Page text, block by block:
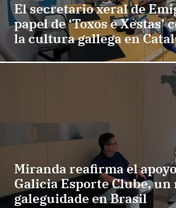
El secretario xeral de
papel de ‘Toxos e Xestas’
la cultura gallega en
Miranda reafirma el
Galicia Esporte Clube,
galeguidade en Brasil